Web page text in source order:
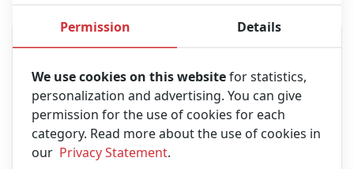
Messaggio
Permission Details
We use cookies on this websitefor statistics,
personalization and advertising. You can give
permission for the use of cookies for each
category. Read more about the use of cookies in
our Privacy Statement.